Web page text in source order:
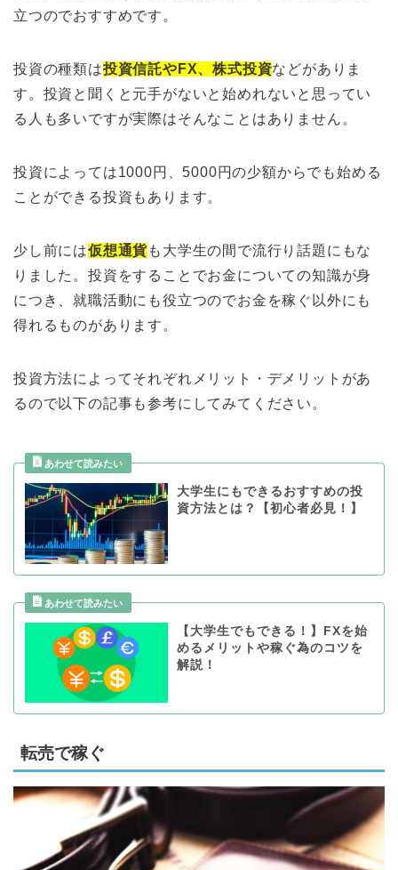
立つのでおすすめです。
投資の種類は投資信託やFX、株式投資などがありま
す。投資と聞くと元手がないと始めれないと思ってい
る人も多いですが実際はそんなことはありません。
投資によっては1000円、5000円の少額からでも始める
ことができる投資もあります。
少し前には仮想通貨も大学生の間で流行り話題にもな
りました。投資をすることでお金についての知識が身
につき、就職活動にも役立つのでお金を稼ぐ以外にも
得れるものがあります。
投資方法によってそれぞれメリット・デメリットがあ
るので以下の記事も参考にしてみてください。
大学生にもできるおすすめの投
資方法とは？【初心者必見！】
【大学生でもできる！】FXを始
めるメリットや稼ぐ為のコツを
解説！
転売で稼ぐ